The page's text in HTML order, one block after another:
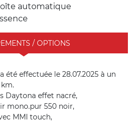
automatique
/ OPTIONS
été effectuée le 28.07.2025 à un
Daytona effet nacré,
mono.pur 550 noir,
MMI touch,